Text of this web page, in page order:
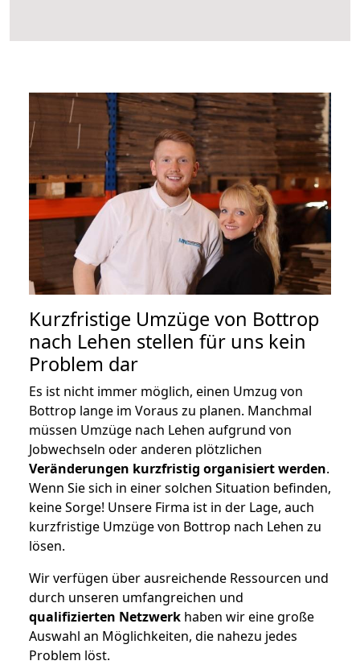
Kurzfristige Umzüge von Bottrop
nach Lehen stellen für uns kein
Problem dar
Es ist nicht immer möglich, einen Umzug von
Bottrop lange im Voraus zu planen. Manchmal
müssen Umzüge nach Lehen aufgrund von
Jobwechseln oder anderen plötzlichen
Veränderungen kurzfristig organisiert werden.
Wenn Sie sich in einer solchen Situation befinden,
keine Sorge! Unsere Firma ist in der Lage, auch
kurzfristige Umzüge von Bottrop nach Lehen zu
lösen.
Wir verfügen über ausreichende Ressourcen und
durch unseren umfangreichen und
qualifizierten Netzwerk haben wir eine große
Auswahl an Möglichkeiten, die nahezu jedes
Problem löst.